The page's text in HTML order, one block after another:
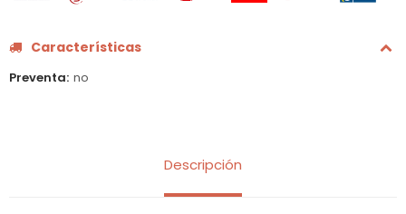
Características
Preventa no
Descripción